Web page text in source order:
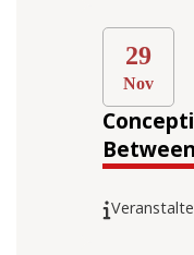
29
Nov